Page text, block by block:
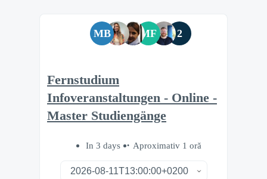
MB MF 2
Fernstudium
Infoveranstaltungen - Online -
Master Studiengänge
In 3 days Aproximativ 1 oră